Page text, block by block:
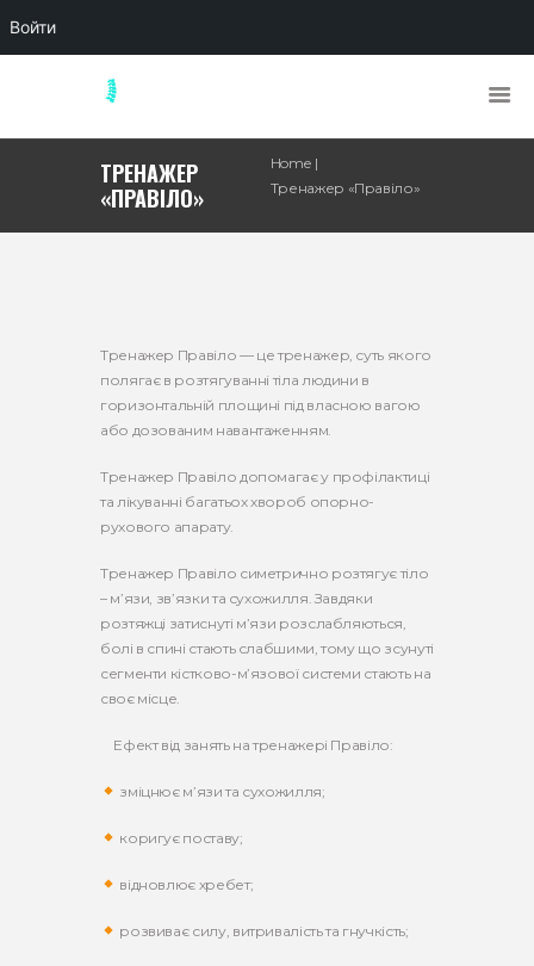
ТРЕНАЖЕР
«ПРАВІЛО»
Home
Тренажер «Правіло»
Тренажер Правіло — це тренажер, суть якого
полягає в розтягуванні тіла людини в
горизонтальній площині під власною вагою
або дозованим навантаженням. ⠀
Тренажер Правіло допомагає у профілактиці
та лікуванні багатьох хвороб опорно-
рухового апарату. ⠀
Тренажер Правіло симетрично розтягує тіло
– м’язи, зв’язки та сухожилля. Завдяки
розтяжці затиснуті м’язи розслабляються,
болі в спині стають слабшими, тому що зсунуті
сегменти кістково-м’язової системи стають на
своє місце.
⠀ Ефект від занять на тренажері Правіло:
зміцнює м’язи та сухожилля;
коригує поставу;
відновлює хребет;
розвиває силу, витривалість та гнучкість;
Войти